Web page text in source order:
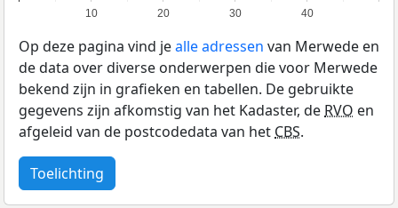
10 20 30 40
Op deze pagina vind jealle adressen van Merwede en
de data over diverse onderwerpen die voor Merwede
bekend zijn in grafieken en tabellen. De gebruikte
gegevens zijn afkomstig van het Kadaster, deRVO en
afgeleid van de postcodedata van hetCBS.
Toelichting